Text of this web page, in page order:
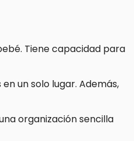
Tiene capacidad para
un solo lugar. Además,
organización sencilla